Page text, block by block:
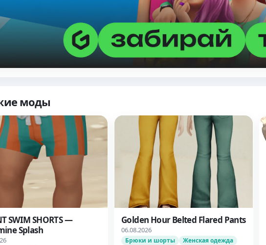
моды
SWIM SHORTS —
Splash
Golden Hour Belted Flared Pants
06.08.2026
Брюки и шорты Женская одежда